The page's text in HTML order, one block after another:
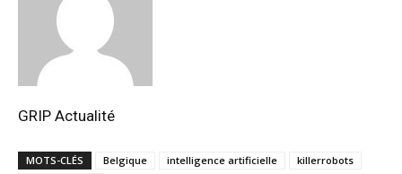
GRIP Actualité
MOTS-CLÉS Belgique intelligence artificielle
killerrobots